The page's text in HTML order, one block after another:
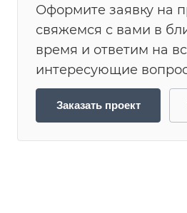
Оформите заявку на
свяжемся с вами в
время и ответим на
интересующие
Заказать проект